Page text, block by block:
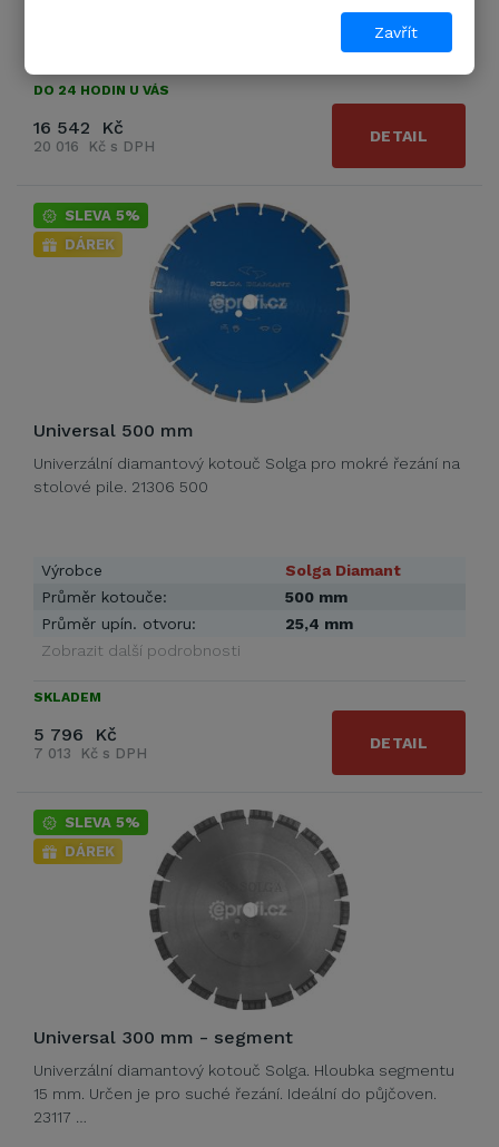
DO 24 HODIN U VÁS
16 542 Kč
20 016 Kč s DPH
DETAIL
SLEVA 5%
DÁREK
Universal 500 mm
Univerzální diamantový kotouč Solga pro mokré řezání na
stolové pile. 21306 500
Výrobce
Solga Diamant
Průměr kotouče:
500 mm
Průměr upín. otvoru:
25,4 mm
Zobrazit další podrobnosti
SKLADEM
5 796 Kč
7 013 Kč s DPH
DETAIL
SLEVA 5%
DÁREK
Universal 300 mm - segment
Univerzální diamantový kotouč Solga. Hloubka segmentu
15 mm. Určen je pro suché řezání. Ideální do půjčoven.
23117 …
Zavřít